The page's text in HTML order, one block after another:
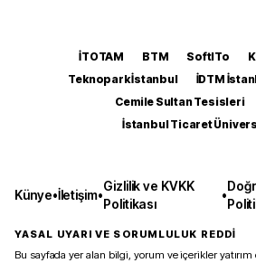
İTOTAM BTM SoftITo
Teknopark İstanbul
İDTM
Cemile Sultan Tesisleri
İstanbul Ticaret
Künye•İletişim•
Gizlilik ve KVKK
Politikası
•
YASAL UYARI VE SORUMLULUK REDDİ
Bu sayfada yer alan bilgi, yorum ve içerikler yatırım